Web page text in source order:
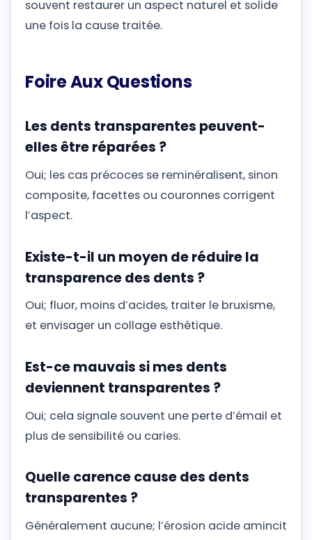
souvent restaurer un aspect naturel et solide
une fois la cause traitée.
Foire Aux Questions
Les dents transparentes peuvent-
elles être réparées ?
Oui; les cas précoces se reminéralisent, sinon
composite, facettes ou couronnes corrigent
l’aspect.
Existe-t-il un moyen de réduire la
transparence des dents ?
Oui; fluor, moins d’acides, traiter le bruxisme,
et envisager un collage esthétique.
Est-ce mauvais si mes dents
deviennent transparentes ?
Oui; cela signale souvent une perte d’émail et
plus de sensibilité ou caries.
Quelle carence cause des dents
transparentes ?
Généralement aucune; l’érosion acide amincit